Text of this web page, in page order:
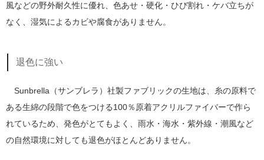
風などの野外耐久性に優れ、色あせ・硬化・ひび割れ・ケバ立ちが
なく、湿気によるカビや腐食がありません。
退色に強い
Sunbrella（サンブレラ）社製ファブリックの生地は、糸の原料で
ある生綿の段階で色をつける100％原着アクリルファイバーで作ら
れているため、発色がとてもよく、雨水・海水・紫外線・潮風など
の自然環境に対しても退色がほとんどありません。